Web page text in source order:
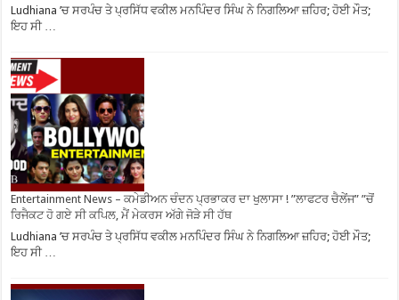
Ludhiana ’ਚ ਸਰਪੰਚ ਤੇ ਪ੍ਰਸਿੱਧ ਵਕੀਲ ਮਨਪਿੰਦਰ ਸਿੰਘ ਨੇ ਨਿਗਲਿਆ ਜ਼ਹਿਰ; ਹੋਈ ਮੌਤ;
ਇਹ ਸੀ …
Entertainment News – ਕਮੇਡੀਅਨ ਚੰਦਨ ਪ੍ਰਭਾਕਰ ਦਾ ਖੁਲਾਸਾ ! ”ਲਾਫਟਰ ਚੈਲੇਂਜ” ”ਚੋਂ
ਰਿਜੈਕਟ ਹੋ ਗਏ ਸੀ ਕਪਿਲ, ਮੈਂ ਮੇਕਰਸ ਅੱਗੇ ਜੋੜੇ ਸੀ ਹੱਥ
Ludhiana ’ਚ ਸਰਪੰਚ ਤੇ ਪ੍ਰਸਿੱਧ ਵਕੀਲ ਮਨਪਿੰਦਰ ਸਿੰਘ ਨੇ ਨਿਗਲਿਆ ਜ਼ਹਿਰ; ਹੋਈ ਮੌਤ;
ਇਹ ਸੀ …